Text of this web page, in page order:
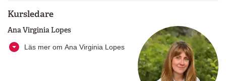
Kursledare
Ana Virginia Lopes
Läs mer om Ana Virginia Lopes